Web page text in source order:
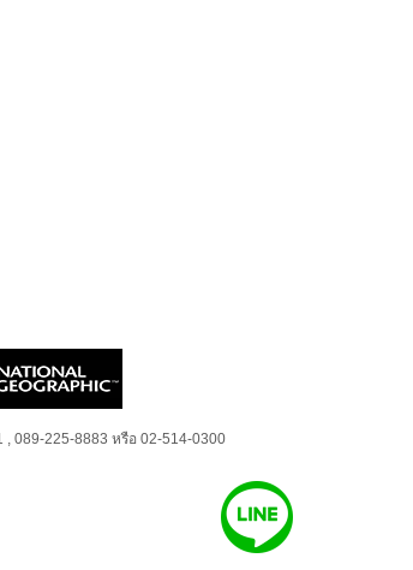
089-225-8883 หรือ 02-514-0300